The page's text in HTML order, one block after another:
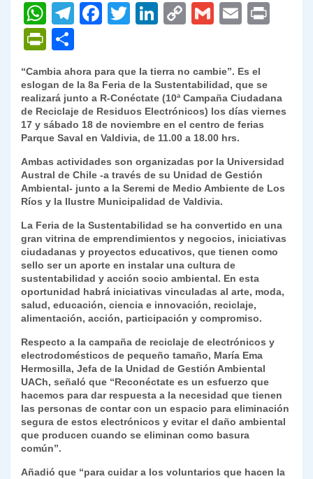
W
h
at
s
A
p
p
T
gr
a
m
F
e
b
o
o
k
T
er
Li
e
dI
n
C
y
Li
n
k
G
l
E
l
P
ri
nt
Fr
ie
dl
y
m
p
ar
tir
“Cambia ahora para que la tierra no cambie”. Es el
eslogan de la 8a Feria de la Sustentabilidad, que se
realizará junto a R-Conéctate (10ª Campaña Ciudadana
de Reciclaje de Residuos Electrónicos) los días viernes
17 y sábado 18 de noviembre en el centro de ferias
Parque Saval en Valdivia, de 11.00 a 18.00 hrs.
Ambas actividades son organizadas por la Universidad
Austral de Chile -a través de su Unidad de Gestión
Ambiental- junto a la Seremi de Medio Ambiente de Los
Ríos y la Ilustre Municipalidad de Valdivia.
La Feria de la Sustentabilidad se ha convertido en una
gran vitrina de emprendimientos y negocios, iniciativas
ciudadanas y proyectos educativos, que tienen como
sello ser un aporte en instalar una cultura de
sustentabilidad y acción socio ambiental. En esta
oportunidad habrá iniciativas vinculadas al arte, moda,
salud, educación, ciencia e innovación, reciclaje,
alimentación, acción, participación y compromiso.
Respecto a la campaña de reciclaje de electrónicos y
electrodomésticos de pequeño tamaño, María Ema
Hermosilla, Jefa de la Unidad de Gestión Ambiental
UACh, señaló que “Reconéctate es un esfuerzo que
hacemos para dar respuesta a la necesidad que tienen
las personas de contar con un espacio para eliminación
segura de estos electrónicos y evitar el daño ambiental
que producen cuando se eliminan como basura
común”.
Añadió que “para cuidar a los voluntarios que hacen la